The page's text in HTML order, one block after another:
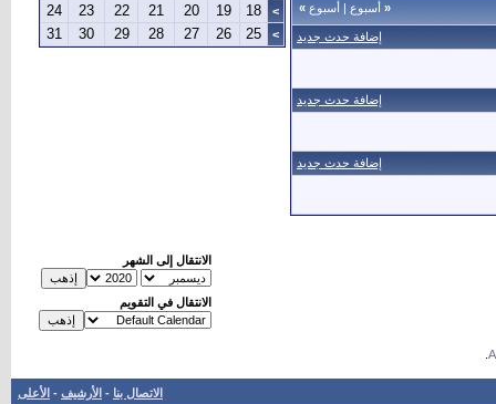
« أسبوع | أسبوع »
إضافة حدث جديد
إضافة حدث جديد
إضافة حدث جديد
>
18
19
20
21
22
23
24
>
25
26
27
28
29
30
31
الانتقال إلى الشهر
الانتقال في التقويم
الاتصال بنا - الأرشيف - الأعلى